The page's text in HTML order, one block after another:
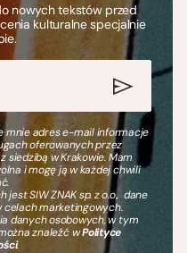
nowych tekstów przed
kulturalne specjalnie
mnie adres e-mail informacje
oferowanych przez
siedzibą w Krakowie. Mam
i mogę ją w każdej chwili
SIW ZNAK sp. z o.o., dane
celach marketingowych.
danych osobowych, w tym
znaleźć wPolityce
.